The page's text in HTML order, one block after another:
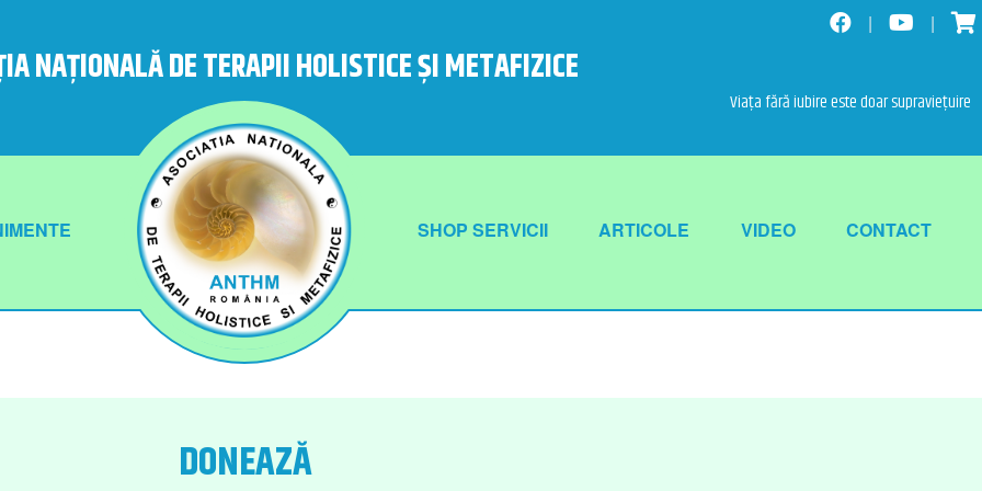
NAȚIONALĂ DE TERAPII HOLISTICE ȘI METAFIZICE
Viața fără iubire este doar supraviețuire
SHOP SERVICII ARTICOLE VIDEO CONTACT
DONEAZĂ